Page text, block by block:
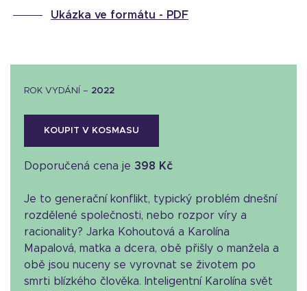
Ukázka ve formátu - PDF
ROK VYDÁNÍ – 2022
KOUPIT V KOSMASU
Doporučená cena je 398 Kč
Je to generační konflikt, typický problém dnešní
rozdělené společnosti, nebo rozpor víry a
racionality? Jarka Kohoutová a Karolína
Mapalová, matka a dcera, obě přišly o manžela a
obě jsou nuceny se vyrovnat se životem po
smrti blízkého člověka. Inteligentní Karolína svět